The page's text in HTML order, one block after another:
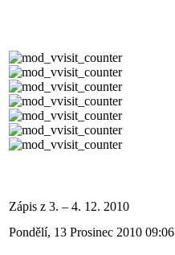
Zápis z 3. – 4. 12. 2010
Pondělí, 13 Prosinec 2010 09:06